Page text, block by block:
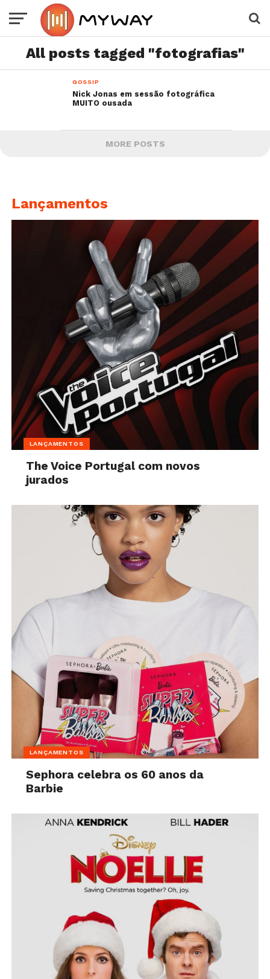
All posts tagged "fotografias"
GOSSIP
Nick Jonas em sessão fotográfica
MUITO ousada
MORE POSTS
Lançamentos
LANÇAMENTOS
The Voice Portugal com novos
jurados
LANÇAMENTOS
Sephora celebra os 60 anos da
Barbie